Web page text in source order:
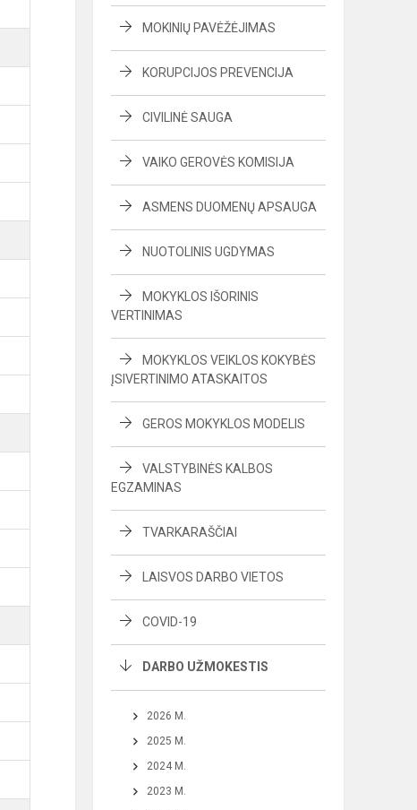
MOKINIŲ PAVĖŽĖJIMAS
KORUPCIJOS PREVENCIJA
CIVILINĖ SAUGA
VAIKO GEROVĖS KOMISIJA
ASMENS DUOMENŲ APSAUGA
NUOTOLINIS UGDYMAS
MOKYKLOS IŠORINIS
VERTINIMAS
MOKYKLOS VEIKLOS KOKYBĖS
ĮSIVERTINIMO ATASKAITOS
GEROS MOKYKLOS MODELIS
VALSTYBINĖS KALBOS
EGZAMINAS
TVARKARAŠČIAI
LAISVOS DARBO VIETOS
COVID-19
DARBO UŽMOKESTIS
2026 M.
2025 M.
2024 M.
2023 M.